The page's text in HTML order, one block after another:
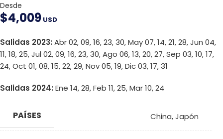
Desde
$4,009 USD
Salidas 2023: Abr 02, 09, 16, 23, 30, May 07, 14, 21, 28, Jun 04,
11, 18, 25, Jul 02, 09, 16, 23, 30, Ago 06, 13, 20, 27, Sep 03, 10, 17,
24, Oct 01, 08, 15, 22, 29, Nov 05, 19, Dic 03, 17, 31
Salidas 2024: Ene 14, 28, Feb 11, 25, Mar 10, 24
PAÍSES China,Japón